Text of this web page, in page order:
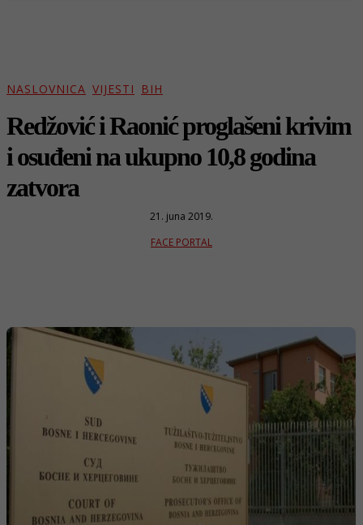
NASLOVNICA VIJESTI BIH
Redžović i Raonić proglašeni krivim
i osuđeni na ukupno 10,8 godina
zatvora
21. juna 2019.
FACE PORTAL